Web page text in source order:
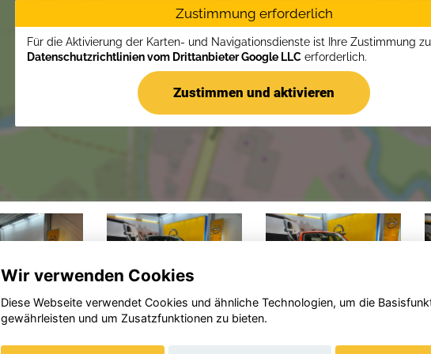
Zustimmung erforderlich
Für die Aktivierung der Karten- und Navigationsdienste ist Ihre Zustimmung
Datenschutzrichtlinien vom Drittanbieter Google LLC erforderlich.
Zustimmen und aktivieren
Wir verwenden Cookies
Diese Webseite verwendet Cookies und ähnliche Technologien, um die
gewährleisten und um Zusatzfunktionen zu bieten.